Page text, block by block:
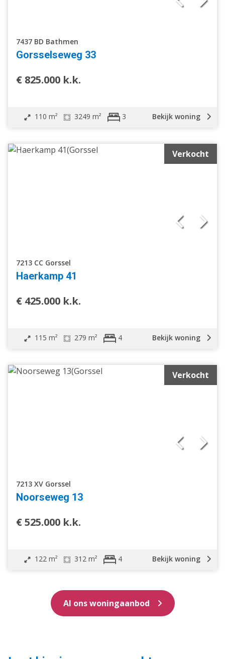
7437 BD Bathmen
Gorsselseweg 33
€ 825.000 k.k.
110 m² 3249 m² 3 Bekijk woning
Verkocht
7213 CC Gorssel
Haerkamp 41
€ 425.000 k.k.
115 m² 279 m² 4 Bekijk woning
Verkocht
7213 XV Gorssel
Noorseweg 13
€ 525.000 k.k.
122 m² 312 m² 4 Bekijk woning
Al ons woningaanbod